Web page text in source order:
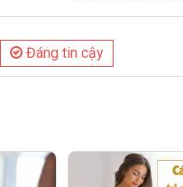
Đáng tin cậy